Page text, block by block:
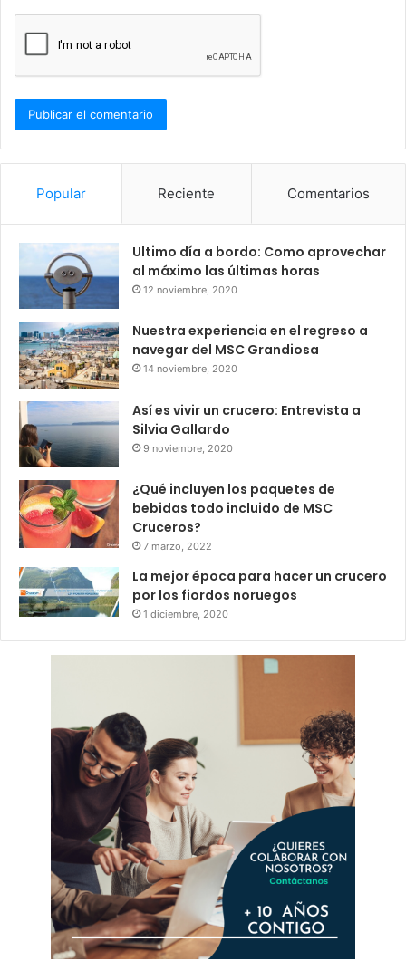
Popular Reciente Comentarios
Ultimo día a bordo: Como aprovechar
al máximo las últimas horas
12 noviembre, 2020
Nuestra experiencia en el regreso a
navegar del MSC Grandiosa
14 noviembre, 2020
Así es vivir un crucero: Entrevista a
Silvia Gallardo
9 noviembre, 2020
¿Qué incluyen los paquetes de
bebidas todo incluido de MSC
Cruceros?
7 marzo, 2022
La mejor época para hacer un crucero
por los fiordos noruegos
1 diciembre, 2020